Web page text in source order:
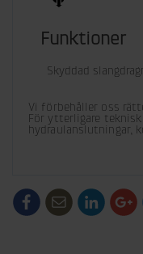
Funktioner
Skyddad
Vi förbehåller oss
För ytterligare
hydraulanslutningar,
/generic/labels/
social-
/generic/
/
social-